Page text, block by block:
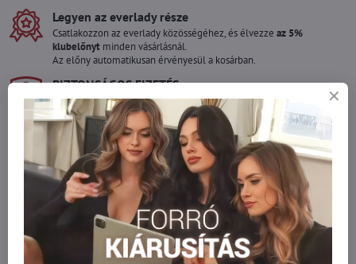
Legyen az everlady része
Csatlakozzon az everlady közösségéhez, és élvezze az 5%
klubelőnyt minden vásárlásnál.
Az előny automatikusan érvényesül a kosárban.
BIZTONSÁGOS FIZETÉS
Garantáltan biztonságos online fizetés
Szeretne több terméket rendelni mint
amennyi raktáron van?
Ne habozzon kapcsolatba lépni velünk, raktárra szállítjuk az árut!
info​@everlady​.eu